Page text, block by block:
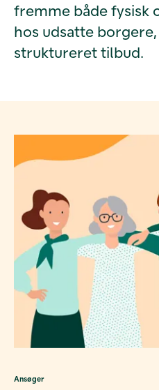
fremme både fysisk
hos udsatte
struktureret tilbud.
Ansøger